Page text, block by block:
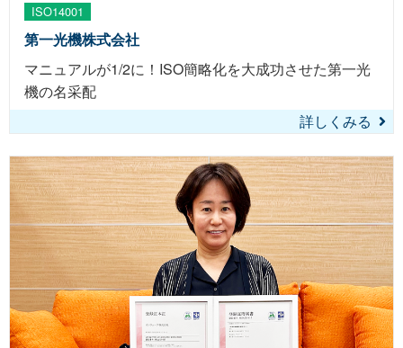
ISO14001
第一光機株式会社
マニュアルが1/2に！ISO簡略化を大成功させた第一光
機の名采配
詳しくみる